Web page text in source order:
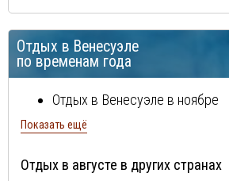
Отдых в Венесуэле
по временам года
Отдых в Венесуэле в ноябре
Показать ещё
Отдых в августе в других странах